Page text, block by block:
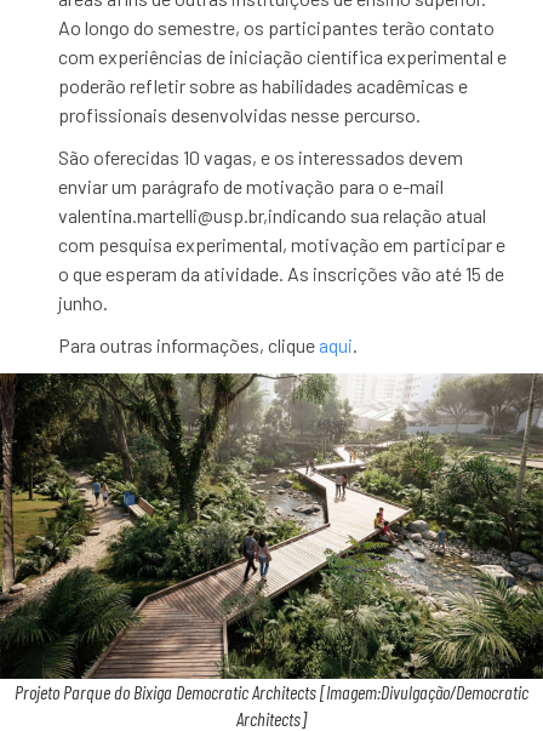
Ao longo do semestre, os participantes terão contato
com experiências de iniciação científica experimental e
poderão refletir sobre as habilidades acadêmicas e
profissionais desenvolvidas nesse percurso.
São oferecidas 10 vagas, e os interessados devem
enviar um parágrafo de motivação para o e-mail
valentina.martelli@usp.br,indicando sua relação atual
com pesquisa experimental, motivação em participar e
o que esperam da atividade. As inscrições vão até 15 de
junho.
Para outras informações, clique aqui.
Projeto Parque do Bixiga Democratic Architects [Imagem:Divulgação/Democratic
Architects]